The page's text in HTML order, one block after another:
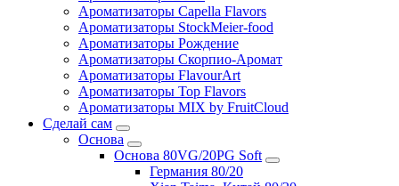
Ароматизаторы Capella Flavors
Ароматизаторы StockMeier-food
Ароматизаторы Рождение
Ароматизаторы Скорпио-Аромат
Ароматизаторы FlavourArt
Ароматизаторы Top Flavors
Ароматизаторы MIX by FruitCloud
Сделай сам
Основа
Основа 80VG/20PG Soft
Германия 80/20